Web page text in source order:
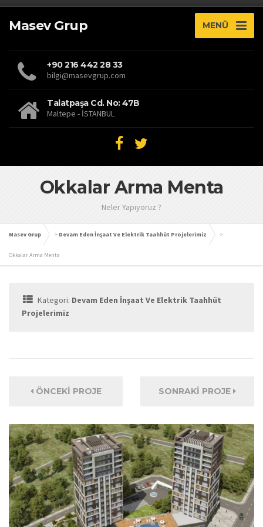
Masev Grup MENÜ
+90 216 442 28 33
bilgi@masevgrup.com
Talatpaşa Cd. No: 47B
Maltepe - İSTANBUL
Okkalar Arma Menta
Neler Yapıyoruz ?
Masev Grup > Devam Eden İnşaat Ve Elektrik Taahhüt Projelerimiz >
Okkalar Arma Menta
Kategori: Devam Eden İnşaat Ve Elektrik Taahhüt
Projelerimiz
ÖNCEKI PROJE SONRAKI PROJE